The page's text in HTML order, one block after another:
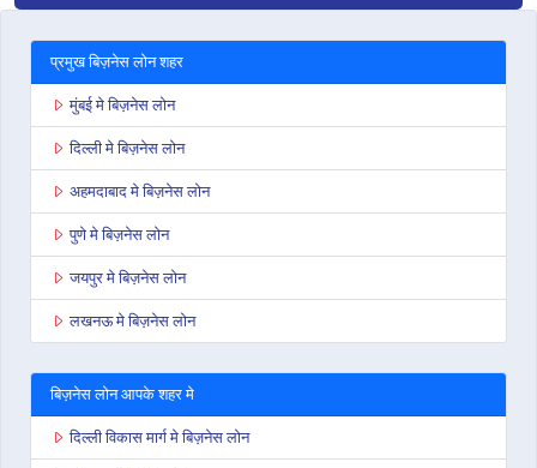
प्रमुख बिज़नेस लोन शहर
मुंबई मे बिज़नेस लोन
दिल्ली मे बिज़नेस लोन
अहमदाबाद मे बिज़नेस लोन
पुणे मे बिज़नेस लोन
जयपुर मे बिज़नेस लोन
लखनऊ मे बिज़नेस लोन
बिज़नेस लोन आपके शहर मे
दिल्ली विकास मार्ग मे बिज़नेस लोन